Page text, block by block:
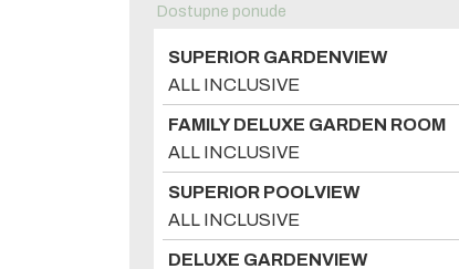
Dostupne ponude
SUPERIOR GARDENVIEW
ALL INCLUSIVE
FAMILY DELUXE GARDEN ROOM
ALL INCLUSIVE
SUPERIOR POOLVIEW
ALL INCLUSIVE
DELUXE GARDENVIEW